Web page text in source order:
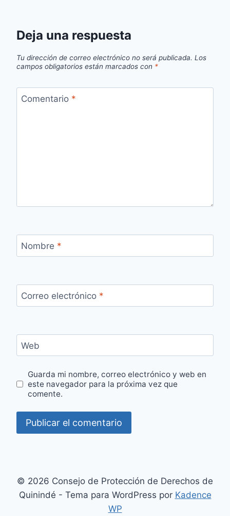
Deja una respuesta
Tu dirección de correo electrónico no será publicada. Los
campos obligatorios están marcados con *
Comentario *
Nombre *
Correo electrónico *
Web
Guarda mi nombre, correo electrónico y web en
este navegador para la próxima vez que
comente.
© 2026 Consejo de Protección de Derechos de
Quinindé - Tema para WordPress por Kadence
WP